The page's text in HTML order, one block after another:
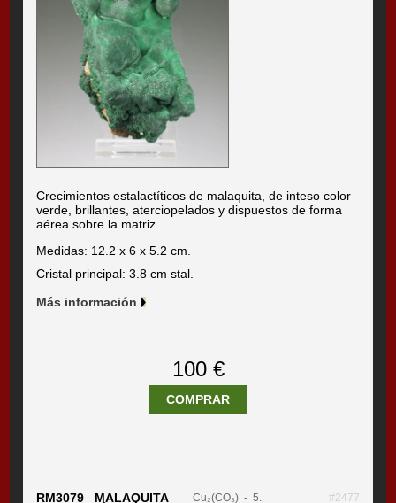
Crecimientos estalactíticos de malaquita, de inteso color
verde, brillantes, aterciopelados y dispuestos de forma
aérea sobre la matriz.
Medidas: 12.2 x 6 x 5.2 cm.
Cristal principal: 3.8 cm stal.
Más información
100 €
COMPRAR
RM3079 MALAQUITA
Cu₂(CO₃) - 5.
#2477